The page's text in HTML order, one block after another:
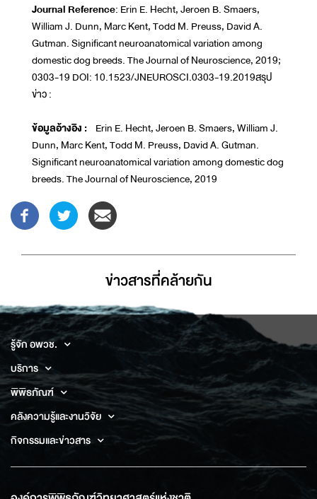
Journal Reference: Erin E. Hecht, Jeroen B. Smaers,
William J. Dunn, Marc Kent, Todd M. Preuss, David A.
Gutman. Significant neuroanatomical variation among
domestic dog breeds. The Journal of Neuroscience, 2019;
0303-19 DOI: 10.1523/JNEUROSCI.0303-19.2019สรุป
ข่าว :
ข้อมูลอ้างอิง : Erin E. Hecht, Jeroen B. Smaers, William J.
Dunn, Marc Kent, Todd M. Preuss, David A. Gutman.
Significant neuroanatomical variation among domestic dog
breeds. The Journal of Neuroscience, 2019
ข่าวสารที่่คล้ายกัน
รู้จัก อพวช.
บริการ
พิพิธภัณฑ์
คลังความรู้และงานวิจัย
กิจกรรมและข่าวสาร